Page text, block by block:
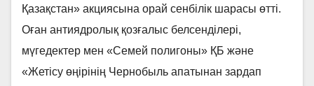
Қазақстан» акциясына орай сенбілік шарасы өтті.
Оған антиядролық қозғалыс белсенділері,
мүгедектер мен «Семей полигоны» ҚБ және
«Жетісу өңірінің Чернобыль апатынан зардап